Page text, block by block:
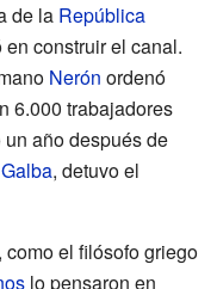
de la República
construir el canal.
Nerón ordenó
6.000 trabajadores
año después de
Galba, detuvo el
el filósofo griego
lo pensaron en